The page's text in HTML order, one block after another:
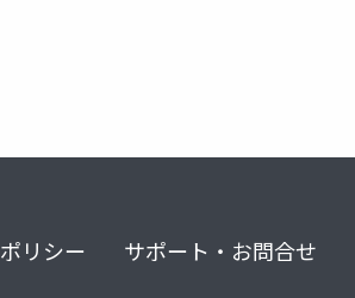
リシー サポート・お問合せ